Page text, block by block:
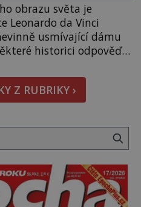
obrazu světa je
Leonardo da Vinci
usmívající dámu
historici odpověď
císař Napoleon
pro malbu slabost, a
přemístí do své
Z RUBRIKY ›